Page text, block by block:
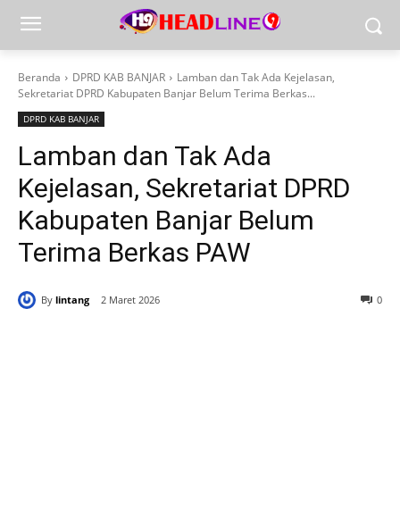
Beranda DPRD KAB BANJAR
Lamban dan Tak Ada Kejelasan,
Sekretariat DPRD Kabupaten Banjar Belum Terima Berkas...
DPRD KAB BANJAR
Lamban dan Tak Ada
Kejelasan, Sekretariat DPRD
Kabupaten Banjar Belum
Terima Berkas PAW
By lintang 2 Maret 2026 0